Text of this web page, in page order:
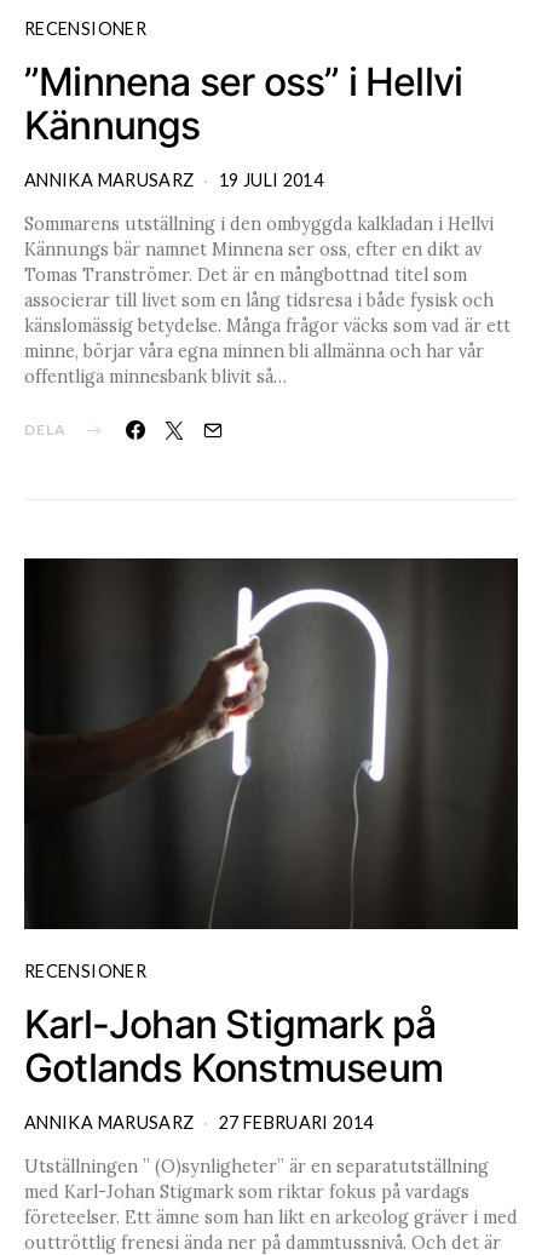
RECENSIONER
”Minnena ser oss” i Hellvi
Kännungs
ANNIKA MARUSARZ 19 JULI 2014
Sommarens utställning i den ombyggda kalkladan i Hellvi
Kännungs bär namnet Minnena ser oss, efter en dikt av
Tomas Tranströmer. Det är en mångbottnad titel som
associerar till livet som en lång tidsresa i både fysisk och
känslomässig betydelse. Många frågor väcks som vad är ett
minne, börjar våra egna minnen bli allmänna och har vår
offentliga minnesbank blivit så…
DELA
RECENSIONER
Karl-Johan Stigmark på
Gotlands Konstmuseum
ANNIKA MARUSARZ 27 FEBRUARI 2014
Utställningen ” (O)synligheter” är en separatutställning
med Karl-Johan Stigmark som riktar fokus på vardags
företeelser. Ett ämne som han likt en arkeolog gräver i med
outtröttlig frenesi ända ner på dammtussnivå. Och det är